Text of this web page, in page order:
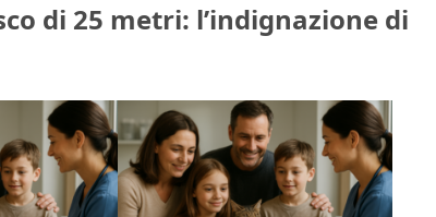
di 25 metri: l’indignazione di